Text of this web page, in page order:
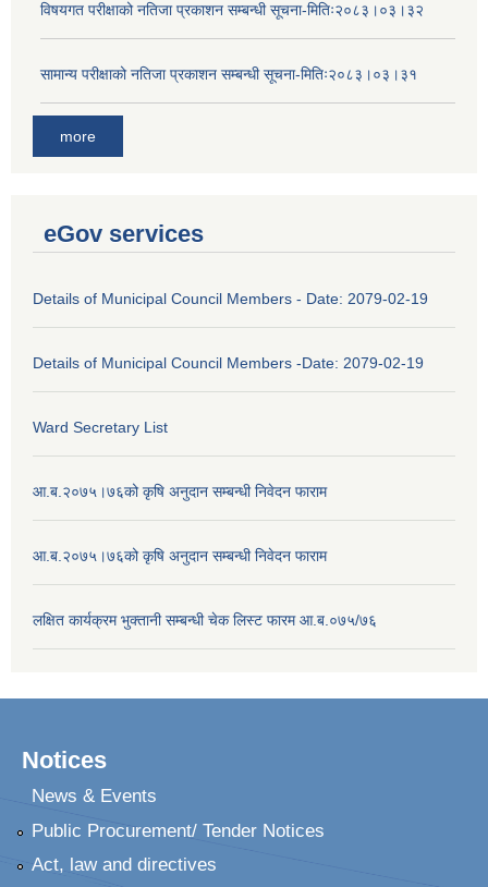
विषयगत परीक्षाको नतिजा प्रकाशन सम्बन्धी सूचना-मितिः२०८३।०३।३२
सामान्य परीक्षाको नतिजा प्रकाशन सम्बन्धी सूचना-मितिः२०८३।०३।३१
more
eGov services
Details of Municipal Council Members - Date: 2079-02-19
Details of Municipal Council Members -Date: 2079-02-19
Ward Secretary List
आ.ब.२०७५।७६को कृषि अनुदान सम्बन्धी निवेदन फाराम
आ.ब.२०७५।७६को कृषि अनुदान सम्बन्धी निवेदन फाराम
लक्षित कार्यक्रम भुक्तानी सम्बन्धी चेक लिस्ट फारम आ.ब.०७५/७६
Notices
News & Events
Public Procurement/ Tender Notices
Act, law and directives